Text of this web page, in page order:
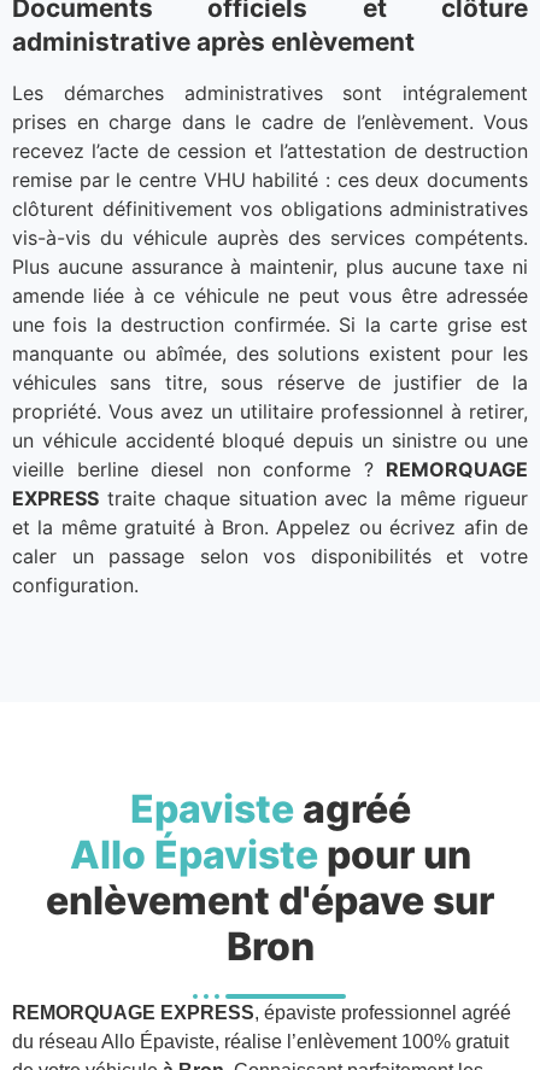
Documents officiels et clôture
administrative après enlèvement
Les démarches administratives sont intégralement
prises en charge dans le cadre de l’enlèvement. Vous
recevez l’acte de cession et l’attestation de destruction
remise par le centre VHU habilité : ces deux documents
clôturent définitivement vos obligations administratives
vis-à-vis du véhicule auprès des services compétents.
Plus aucune assurance à maintenir, plus aucune taxe ni
amende liée à ce véhicule ne peut vous être adressée
une fois la destruction confirmée. Si la carte grise est
manquante ou abîmée, des solutions existent pour les
véhicules sans titre, sous réserve de justifier de la
propriété. Vous avez un utilitaire professionnel à retirer,
un véhicule accidenté bloqué depuis un sinistre ou une
vieille berline diesel non conforme ? REMORQUAGE
EXPRESS traite chaque situation avec la même rigueur
et la même gratuité à Bron. Appelez ou écrivez afin de
caler un passage selon vos disponibilités et votre
configuration.
Epavisteagréé
Allo Épavistepour un
enlèvement d'épave sur
Bron
REMORQUAGE EXPRESS, épaviste professionnel agréé
du réseau Allo Épaviste, réalise l’enlèvement 100% gratuit